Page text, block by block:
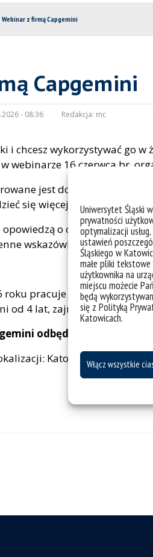
Uniwersytet Śląski
prywatności
optymalizacji
ustawień
Śląskiego w
małe pliki
użytkownika na
miejscu możecie
będą
się z Polityką
Katowicach.
Włącz wszystkie
Webinar z firmą Capgemini
Capgemini
- 08:36 Redakcja: mc
i chcesz wykorzystywać go
webinarze 16 czerwca br.
jest do Ciebie, jeśli
się więcej o
o organizacji,
wskazówki, które
roku pracuje w Capgemini,
od 4 lat, zajmująca się także
odbędzie się 16
Katowice, Kraków,